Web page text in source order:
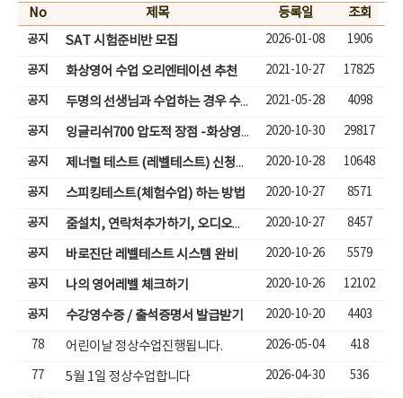
No 제목 등록일 조회
공지 SAT 시험준비반 모집 2026-01-08 1906
공지 화상영어 수업 오리엔테이션 추천 2021-10-27 17825
공지 두명의 선생님과 수업하는 경우 수업입장하기 2021-05-28 4098
공지 잉글리쉬700 압도적 장점 -화상영어( 성인,어린이) 2020-10-30 29817
공지 제너럴 테스트 (레벨테스트) 신청하기 2020-10-28 10648
공지 스피킹테스트(체험수업) 하는 방법 2020-10-27 8571
공지 줌설치, 연락처추가하기, 오디오체크, 줌체팅으로 수업하기 2020-10-27 8457
공지 바로진단 레벨테스트 시스템 완비 2020-10-26 5579
공지 나의 영어레벨 체크하기 2020-10-26 12102
공지 수강영수증 / 출석증명서 발급받기 2020-10-20 4403
78 어린이날 정상수업진행됩니다. 2026-05-04 418
77 5월 1일 정상수업합니다 2026-04-30 536